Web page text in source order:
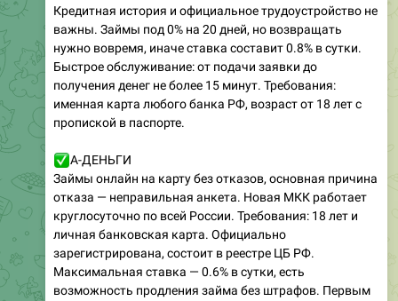
Кредитная история и официальное трудоустройство не
важны. Займы под 0% на 20 дней, но возвращать
нужно вовремя, иначе ставка составит 0.8% в сутки.
Быстрое обслуживание: от подачи заявки до
получения денег не более 15 минут. Требования:
именная карта любого банка РФ, возраст от 18 лет с
пропиской в паспорте.
А-ДЕНЬГИ
Займы онлайн на карту без отказов, основная причина
отказа — неправильная анкета. Новая МКК работает
круглосуточно по всей России. Требования: 18 лет и
личная банковская карта. Официально
зарегистрирована, состоит в реестре ЦБ РФ.
Максимальная ставка — 0.6% в сутки, есть
возможность продления займа без штрафов. Первым